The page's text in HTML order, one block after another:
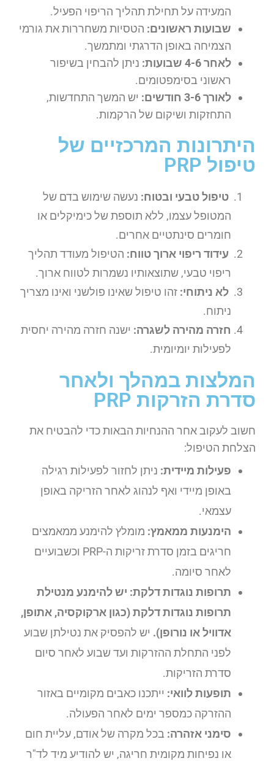
המעידה על תחילת תהליך הריפוי הפעיל.
שבועות ראשונים: הטסיות משחררות את גורמי
הצמיחה באופן הדרגתי ומתמשך.
לאחר 4-6 שבועות:
ניתן להבחין בשיפור
ראשוני בסימפטומים.
לאורך 3-6 חודשים:
יש המשך התחדשות,
התחזקות ושיקום של הרקמות.
היתרונות המרכזיים של
טיפול PRP
טיפול טבעי ובטוח: נעשה שימוש בדם של
המטופל עצמו, ללא תוספת של כימיקלים או
חומרים סינתטיים אחרים.
עידוד ריפוי ארוך טווח: הטיפול מעודד תהליך
ריפוי טבעי, שתוצאותיו נשמרות לטווח ארוך.
לא ניתוחי: זהו טיפול שאינו פולשני ואינו מצריך
ניתוח.
חזרה מהירה לשגרה: ישנה חזרה מהירה יחסית
לפעילות יומיומית.
המלצות במהלך ולאחר
סדרת הזרקות PRP
חשוב לעקוב אחר ההנחיות הבאות כדי להבטיח את
הצלחת הטיפול:
פעילות מיידית: ניתן לחזור לפעילות רגילה
באופן מיידי ואף לנהוג לאחר הזריקה באופן
עצמאי.
הימנעות ממאמץ: מומלץ להימנע ממאמצים
חריגים בזמן סדרת זריקות ה-PRP וכשבועיים
לאחר סיומה.
תרופות נוגדות דלקת: יש להימנע מנטילת
תרופות נוגדות דלקת (כגון ארקוקסיה, אתופן,
אדוויל או נורופן). יש להפסיק את נטילתן שבוע
לפני התחלת ההזרקות ועד שבוע לאחר סיום
סדרת הזריקות.
תופעות לוואי: ייתכנו כאבים מקומיים באזור
ההזרקה כמספר ימים לאחר הפעולה.
סימני אזהרה: בכל מקרה של אודם, עליית חום
או נפיחות מקומית חריגה, יש להודיע מיד לד"ר